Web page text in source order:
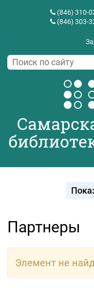
(846) 310-
(846) 303-
Партнеры
Элемент не